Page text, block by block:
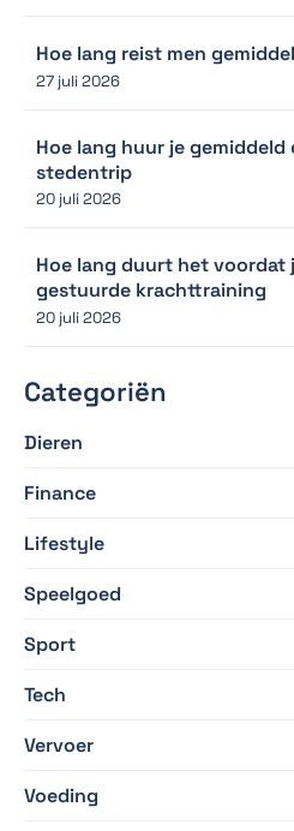
Hoe lang reist men
27 juli 2026
Hoe lang huur je
stedentrip
20 juli 2026
Hoe lang duurt het voordat
gestuurde krachttraining
20 juli 2026
Categoriën
Dieren
Finance
Lifestyle
Speelgoed
Sport
Tech
Vervoer
Voeding